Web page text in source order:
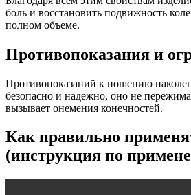
боль и восстановить подвижность
полном объеме.
Противопоказания и
Противопоказаний к ношению
безопасно и надежно, оно не
вызывает онемения конечностей.
Как правильно
(инструкция по